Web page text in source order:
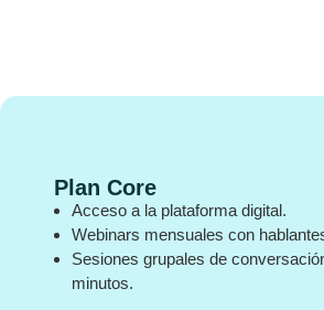
Plan Core
Acceso a la plataforma digital.
Webinars mensuales con
Sesiones grupales de
minutos.